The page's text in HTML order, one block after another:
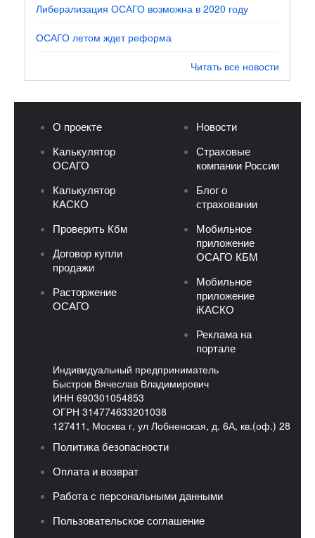
Либерализация ОСАГО возможна в 2020 году
ОСАГО летом ждет реформа
Читать все новости
О проекте
Калькулятор
ОСАГО
Калькулятор
КАСКО
Проверить Кбм
Договор купли
продажи
Расторжение
ОСАГО
Новости
Страховые
компании России
Блог о
страховании
Мобильное
приложение
ОСАГО КБМ
Мобильное
приложение
iКАСКО
Реклама на
портале
Индивидуальный предприниматель
Быстров Вячеслав Владимирович
ИНН 690301054853
ОГРН 314774633201038
127411, Москва г, ул Лобненская, д. 6А, кв.(оф.) 28
Политика безопасности
Оплата и возврат
Работа с персональными данными
Пользовательское соглашение